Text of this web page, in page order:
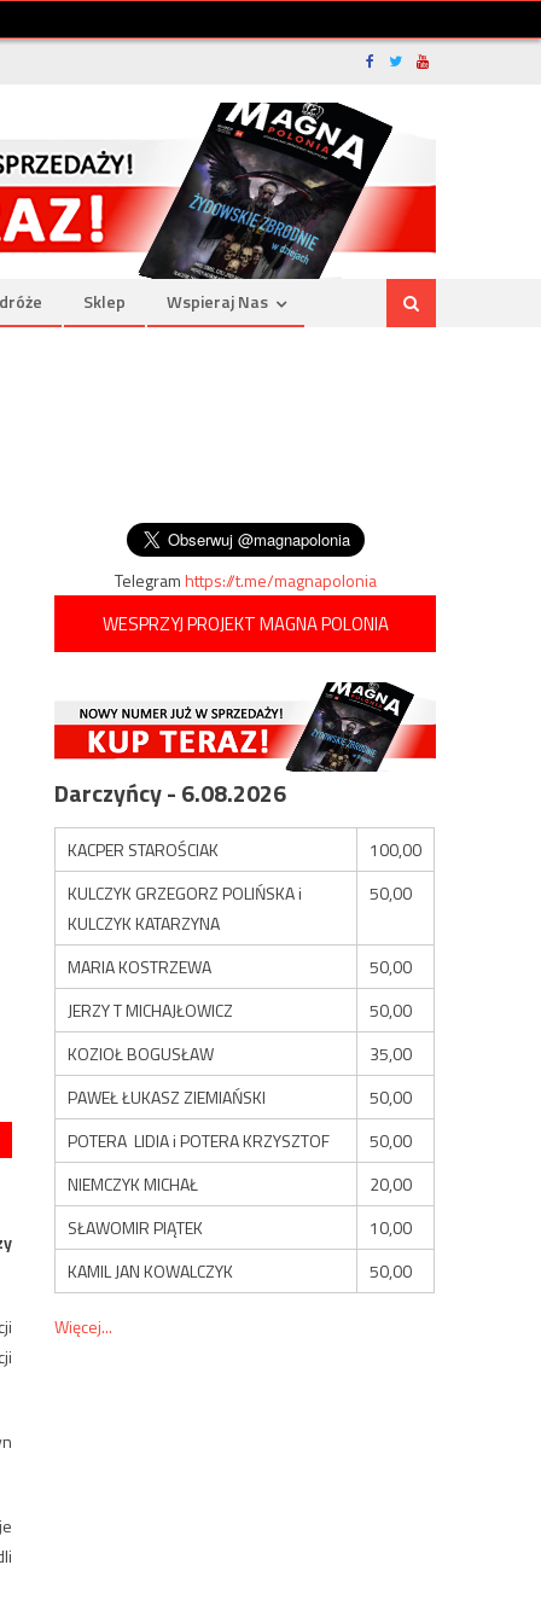
Sklep Wspieraj Nas
Telegramhttps://t.me/magnapolonia
WESPRZYJ PROJEKT MAGNA POLONIA
Darczyńcy - 6.08.2026
KACPER STAROŚCIAK
100,00
KULCZYK GRZEGORZ POLIŃSKA i
KULCZYK KATARZYNA
50,00
MARIA KOSTRZEWA
50,00
JERZY T MICHAJŁOWICZ
50,00
KOZIOŁ BOGUSŁAW
35,00
PAWEŁ ŁUKASZ ZIEMIAŃSKI
50,00
POTERA LIDIA i POTERA KRZYSZTOF
50,00
NIEMCZYK MICHAŁ
20,00
SŁAWOMIR PIĄTEK
10,00
KAMIL JAN KOWALCZYK
50,00
Więcej...